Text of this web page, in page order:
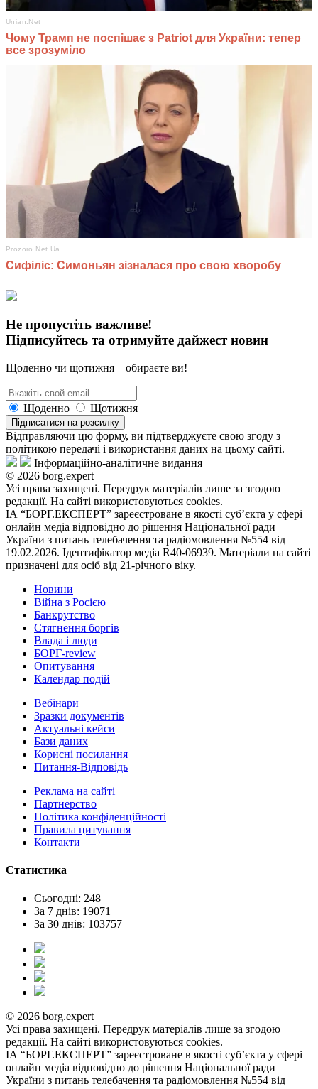
Не пропустіть важливе!
Підписуйтесь та отримуйте дайжест новин
Щоденно чи щотижня – обираєте ви!
Щоденно Щотижня
Підписатися на розсилку
Відправляючи цю форму, ви підтверджуєте свою згоду з
політикою передачі і використання даних на цьому сайті.
Інформаційно-аналітичне видання
© 2026 borg.expert
Усі права захищені. Передрук матеріалів лише за згодою
редакції. На сайті використовуються cookies.
ІА “БОРГ.ЕКСПЕРТ” зареєстроване в якості суб’єкта у сфері
онлайн медіа відповідно до рішення Національної ради
України з питань телебачення та радіомовлення №554 від
19.02.2026. Ідентифікатор медіа R40-06939. Матеріали на сайті
призначені для осіб від 21-річного віку.
Новини
Війна з Росією
Банкрутство
Стягнення боргiв
Влада i люди
БОРГ-review
Опитування
Календар подій
Вебінари
Зразки документів
Актуальні кейси
Бази даних
Корисні посилання
Питання-Відповідь
Реклама на сайтi
Партнерство
Політика конфіденційності
Правила цитування
Контакти
Статистика
Сьогодні: 248
За 7 днів: 19071
За 30 днів: 103757
© 2026 borg.expert
Усі права захищені. Передрук матеріалів лише за згодою
редакції. На сайті використовуються cookies.
ІА “БОРГ.ЕКСПЕРТ” зареєстроване в якості суб’єкта у сфері
онлайн медіа відповідно до рішення Національної ради
України з питань телебачення та радіомовлення №554 від